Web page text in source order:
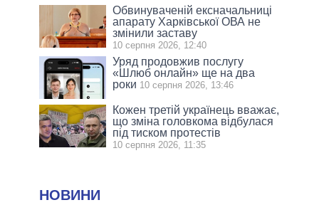
Обвинуваченій ексначальниці
апарату Харківської ОВА не
змінили заставу
10 серпня 2026, 12:40
Уряд продовжив послугу
«Шлюб онлайн» ще на два
роки 10 серпня 2026, 13:46
Кожен третій українець вважає,
що зміна головкома відбулася
під тиском протестів
10 серпня 2026, 11:35
НОВИНИ